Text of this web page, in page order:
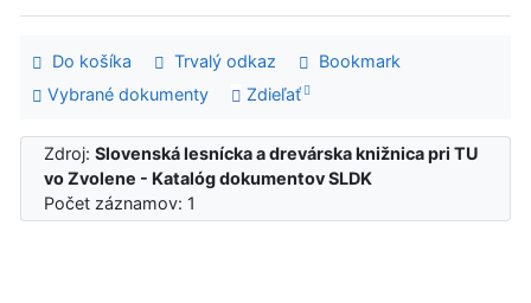
Do košíka Trvalý odkaz
Bookmark
Vybrané dokumenty
Zdieľať
Zdroj:Slovenská lesnícka a drevárska knižnica pri TU
vo Zvolene - Katalóg dokumentov SLDK
Počet záznamov: 1